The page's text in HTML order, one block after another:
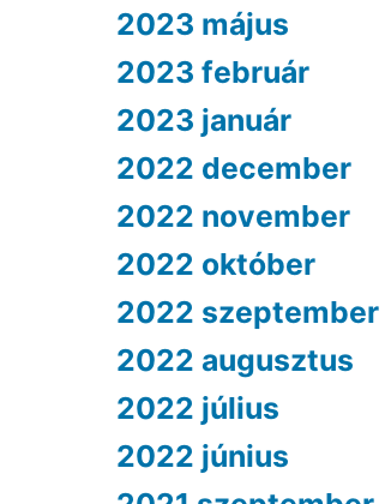
2023 május
2023 február
2023 január
2022 december
2022 november
2022 október
2022 szeptember
2022 augusztus
2022 július
2022 június